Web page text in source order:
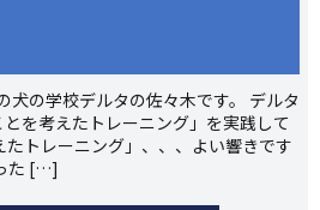
犬の学校デルタの佐々木です。 デルタ
を考えたトレーニング」を実践して
たトレーニング」、、、よい響きです
た […]